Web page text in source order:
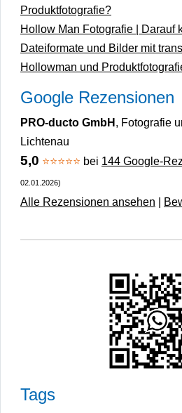
Produktfotografie?
Hollow Man Fotografie | Darauf
Dateiformate und Bilder mit
Hollowman und
Google Rezensionen
PRO-ducto GmbH , Fotografie
Lichtenau
5,0 ⭐⭐⭐⭐⭐ bei 144 Google-
02.01.2026)
Alle Rezensionen ansehen
Tags